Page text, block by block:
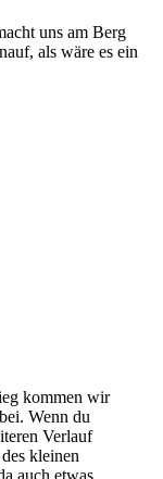
uns am Berg
als wäre es ein
kommen wir
Wenn du
Verlauf
kleinen
auch etwas